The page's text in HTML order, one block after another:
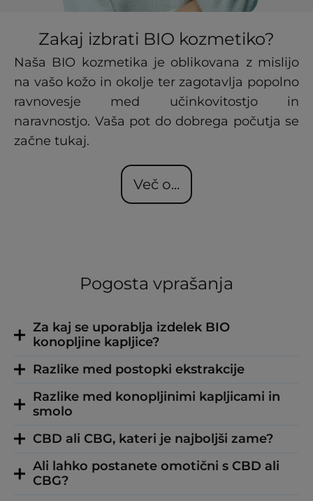
Zakaj izbrati BIO kozmetiko?
Naša BIO kozmetika je oblikovana z mislijo
na vašo kožo in okolje ter zagotavlja popolno
ravnovesje med učinkovitostjo in
naravnostjo. Vaša pot do dobrega počutja se
začne tukaj.
Več o...
Pogosta vprašanja
Za kaj se uporablja izdelek BIO
konopljine kapljice?
Razlike med postopki ekstrakcije
Razlike med konopljinimi kapljicami in
smolo
CBD ali CBG, kateri je najboljši zame?
Ali lahko postanete omotični s CBD ali
CBG?